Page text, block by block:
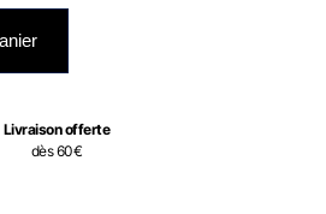
Livraison offerte
dès 60€